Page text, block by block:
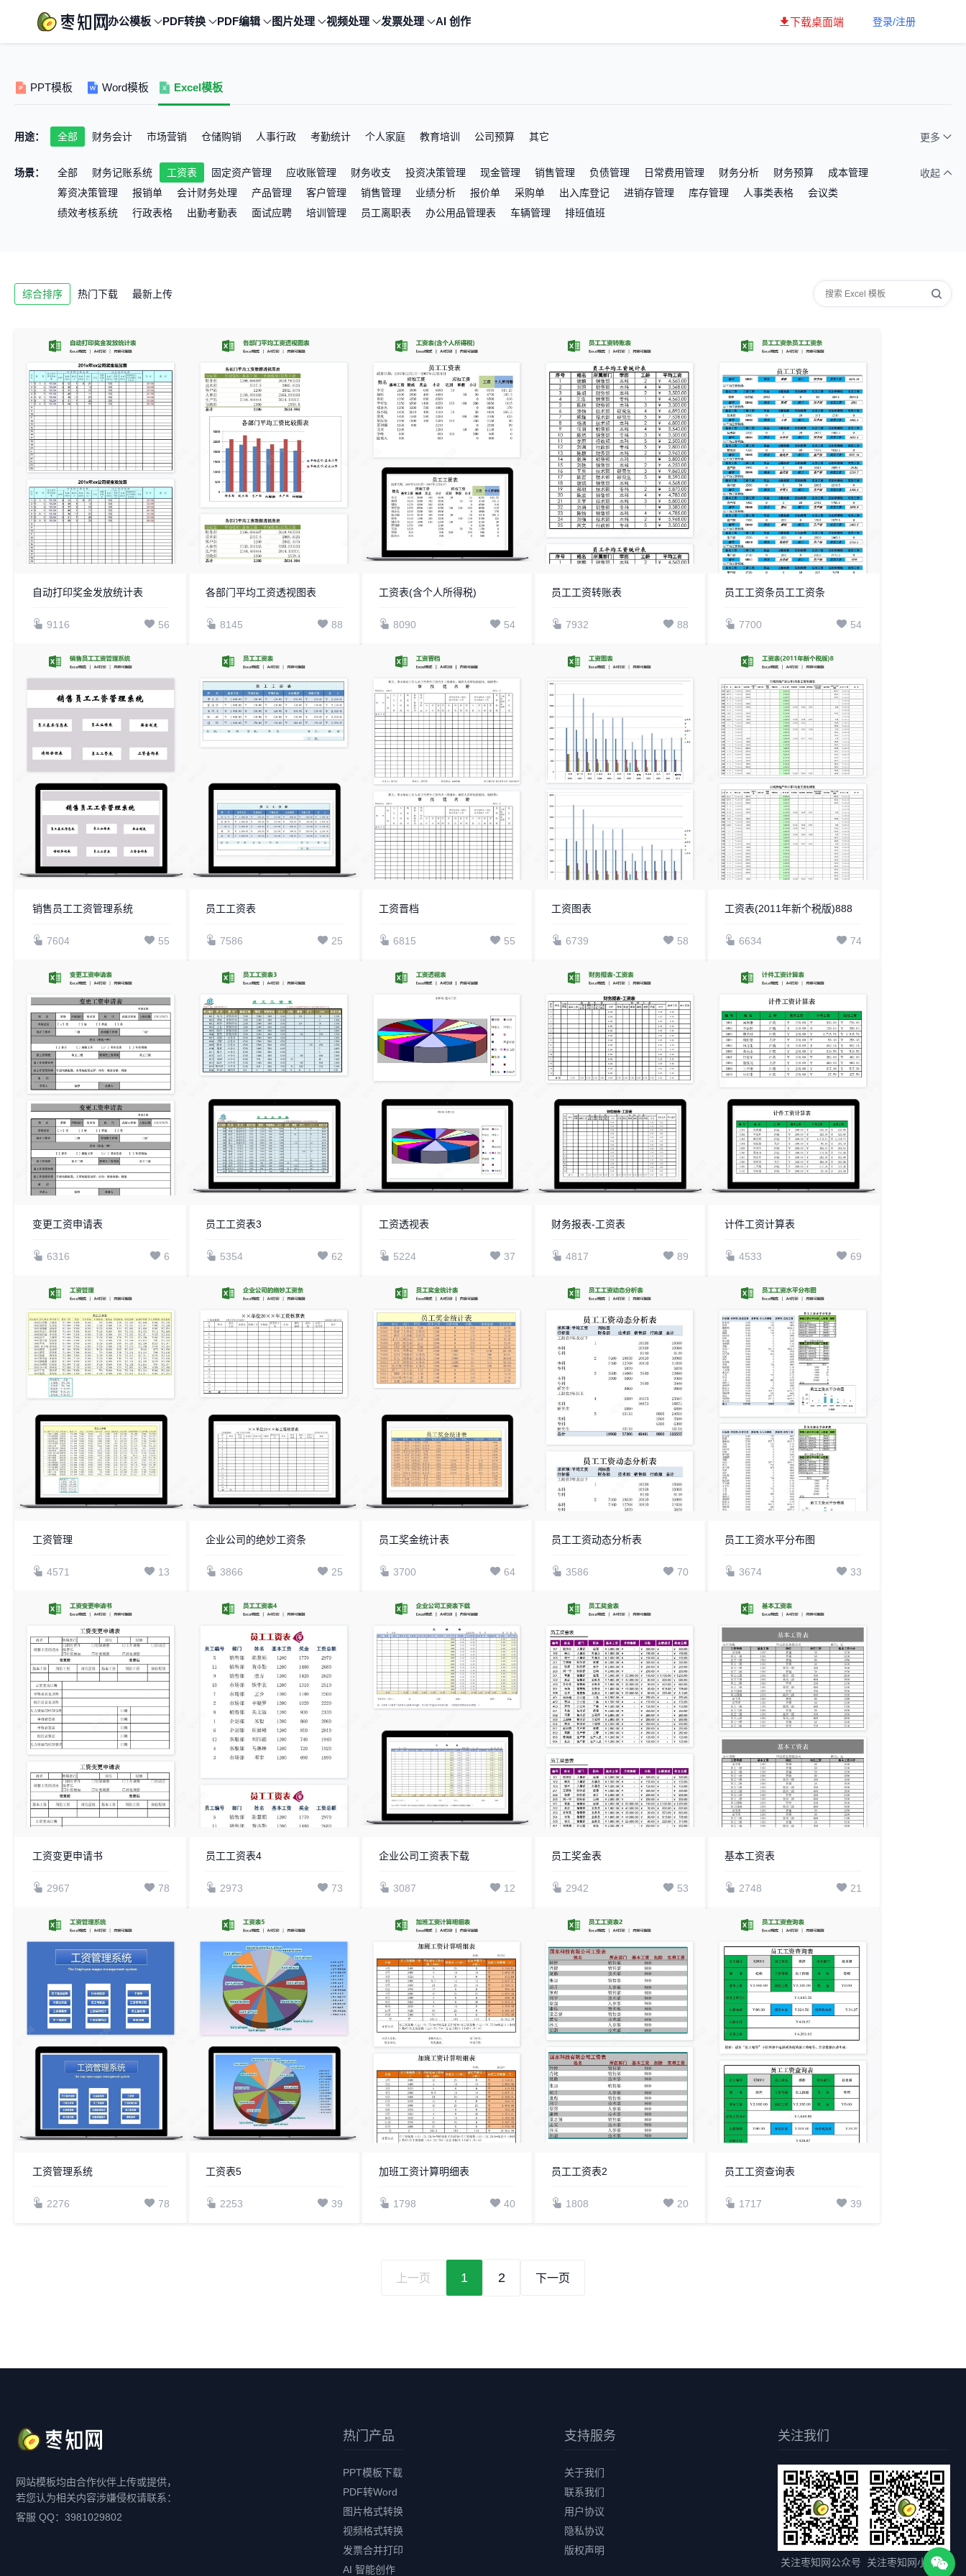
办公模板 PDF转换 PDF编辑 图片处理 视频处理 发票处理 AI 创作 下载桌面端 登录/注册
PPT模板 Word模板 Excel模板
用途： 全部 财务会计 市场营销 仓储购销 人事行政 考勤统计 个人家庭 教育培训 公司预算 其它 更多
场景： 全部 财务记账系统 工资表 固定资产管理 应收账管理 财务收支 投资决策管理 现金管理 销售管理 负债管理 日常费用管理 财务分析 财务预算
成本管理
筹资决策管理
报销单 会计财务处理 产品管理 客户管理 销售管理 业绩分析 报价单 采购单 出入库登记 进销存管理 库存管理 人事类表格
会议类
绩效考核系统
行政表格 出勤考勤表 面试应聘 培训管理 员工离职表 办公用品管理表 车辆管理 排班值班
收起
综合排序 热门下载 最新上传
自动打印奖金发放统计表
9116 56
各部门平均工资透视图表
8145 88
工资表(含个人所得税)
8090 54
员工工资转账表
7932 88
员工工资条员工工资条
7700 54
销售员工工资管理系统
7604 55
员工工资表
7586 25
工资晋档
6815 55
工资图表
6739 58
工资表(2011年新个税版)888
6634 74
变更工资申请表
6316 6
员工工资表3
5354 62
工资透视表
5224 37
财务报表-工资表
4817 89
计件工资计算表
4533 69
工资管理
4571 13
企业公司的绝妙工资条
3866 25
员工奖金统计表
3700 64
员工工资动态分析表
3586 70
员工工资水平分布图
3674 33
工资变更申请书
2967 78
员工工资表4
2973 73
企业公司工资表下载
3087 12
员工奖金表
2942 53
基本工资表
2748 21
工资管理系统
2276 78
工资表5
2253 39
加班工资计算明细表
1798 40
员工工资表2
1808 20
员工工资查询表
1717 39
上一页 1 2 下一页
网站模板均由合作伙伴上传或提供，
若您认为相关内容涉嫌侵权请联系：
客服 QQ：3981029802
热门产品
PPT模板下载
PDF转Word
图片格式转换
视频格式转换
发票合并打印
AI 智能创作
支持服务
关于我们
联系我们
用户协议
隐私协议
版权声明
关注我们
关注枣知网公众号 关注枣知网小程序